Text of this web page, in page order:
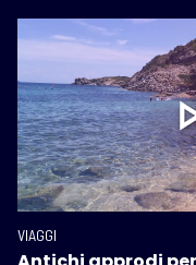
VIAGGI